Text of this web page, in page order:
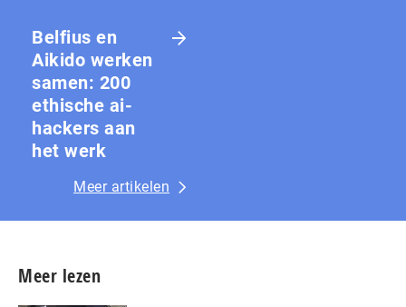
Belfius en
Aikido werken
samen: 200
ethische ai-
hackers aan
het werk
Meer artikelen
Meer lezen